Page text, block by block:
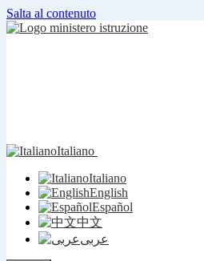
Salta al contenuto
Italiano
Italiano
English
Español
中文
عربى